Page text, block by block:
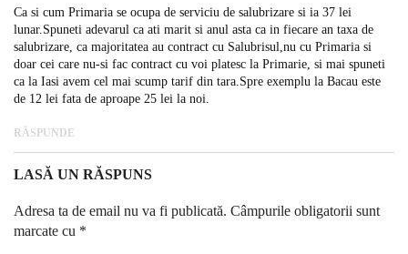
Ca si cum Primaria se ocupa de serviciu de salubrizare si ia 37 lei
lunar.Spuneti adevarul ca ati marit si anul asta ca in fiecare an taxa de
salubrizare, ca majoritatea au contract cu Salubrisul,nu cu Primaria si
doar cei care nu-si fac contract cu voi platesc la Primarie, si mai spuneti
ca la Iasi avem cel mai scump tarif din tara.Spre exemplu la Bacau este
de 12 lei fata de aproape 25 lei la noi.
RĂSPUNDE
LASĂ UN RĂSPUNS
Adresa ta de email nu va fi publicată. Câmpurile obligatorii sunt
marcate cu *